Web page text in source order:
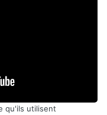
qu'ils utilisent